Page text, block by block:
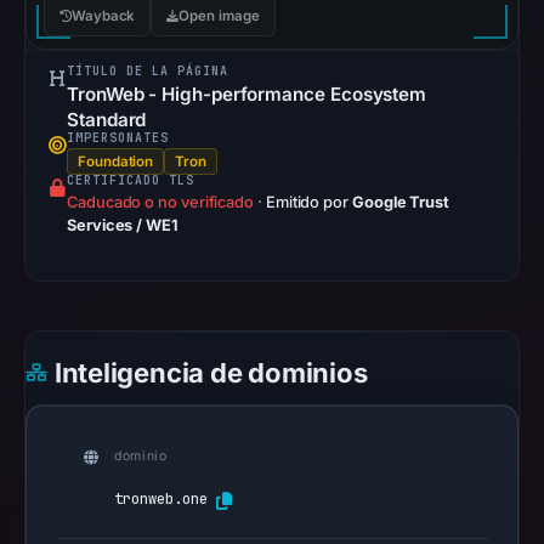
1,
at
10:23
DBL
Jul
14,
10:36
Wayback Open image
TÍTULO DE LA PÁGINA
TronWeb - High-performance Ecosystem
Standard
IMPERSONATES
Foundation Tron
CERTIFICADO TLS
Caducado o no verificado · Emitido por Google Trust
Services / WE1
Inteligencia de dominios
dominio
tronweb.one